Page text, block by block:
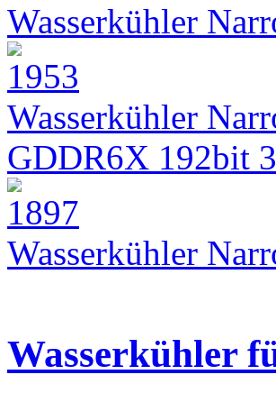
Wasserkühler
Wasserkühler
GDDR6X 192bit
Wasserkühler
Wasserkühler